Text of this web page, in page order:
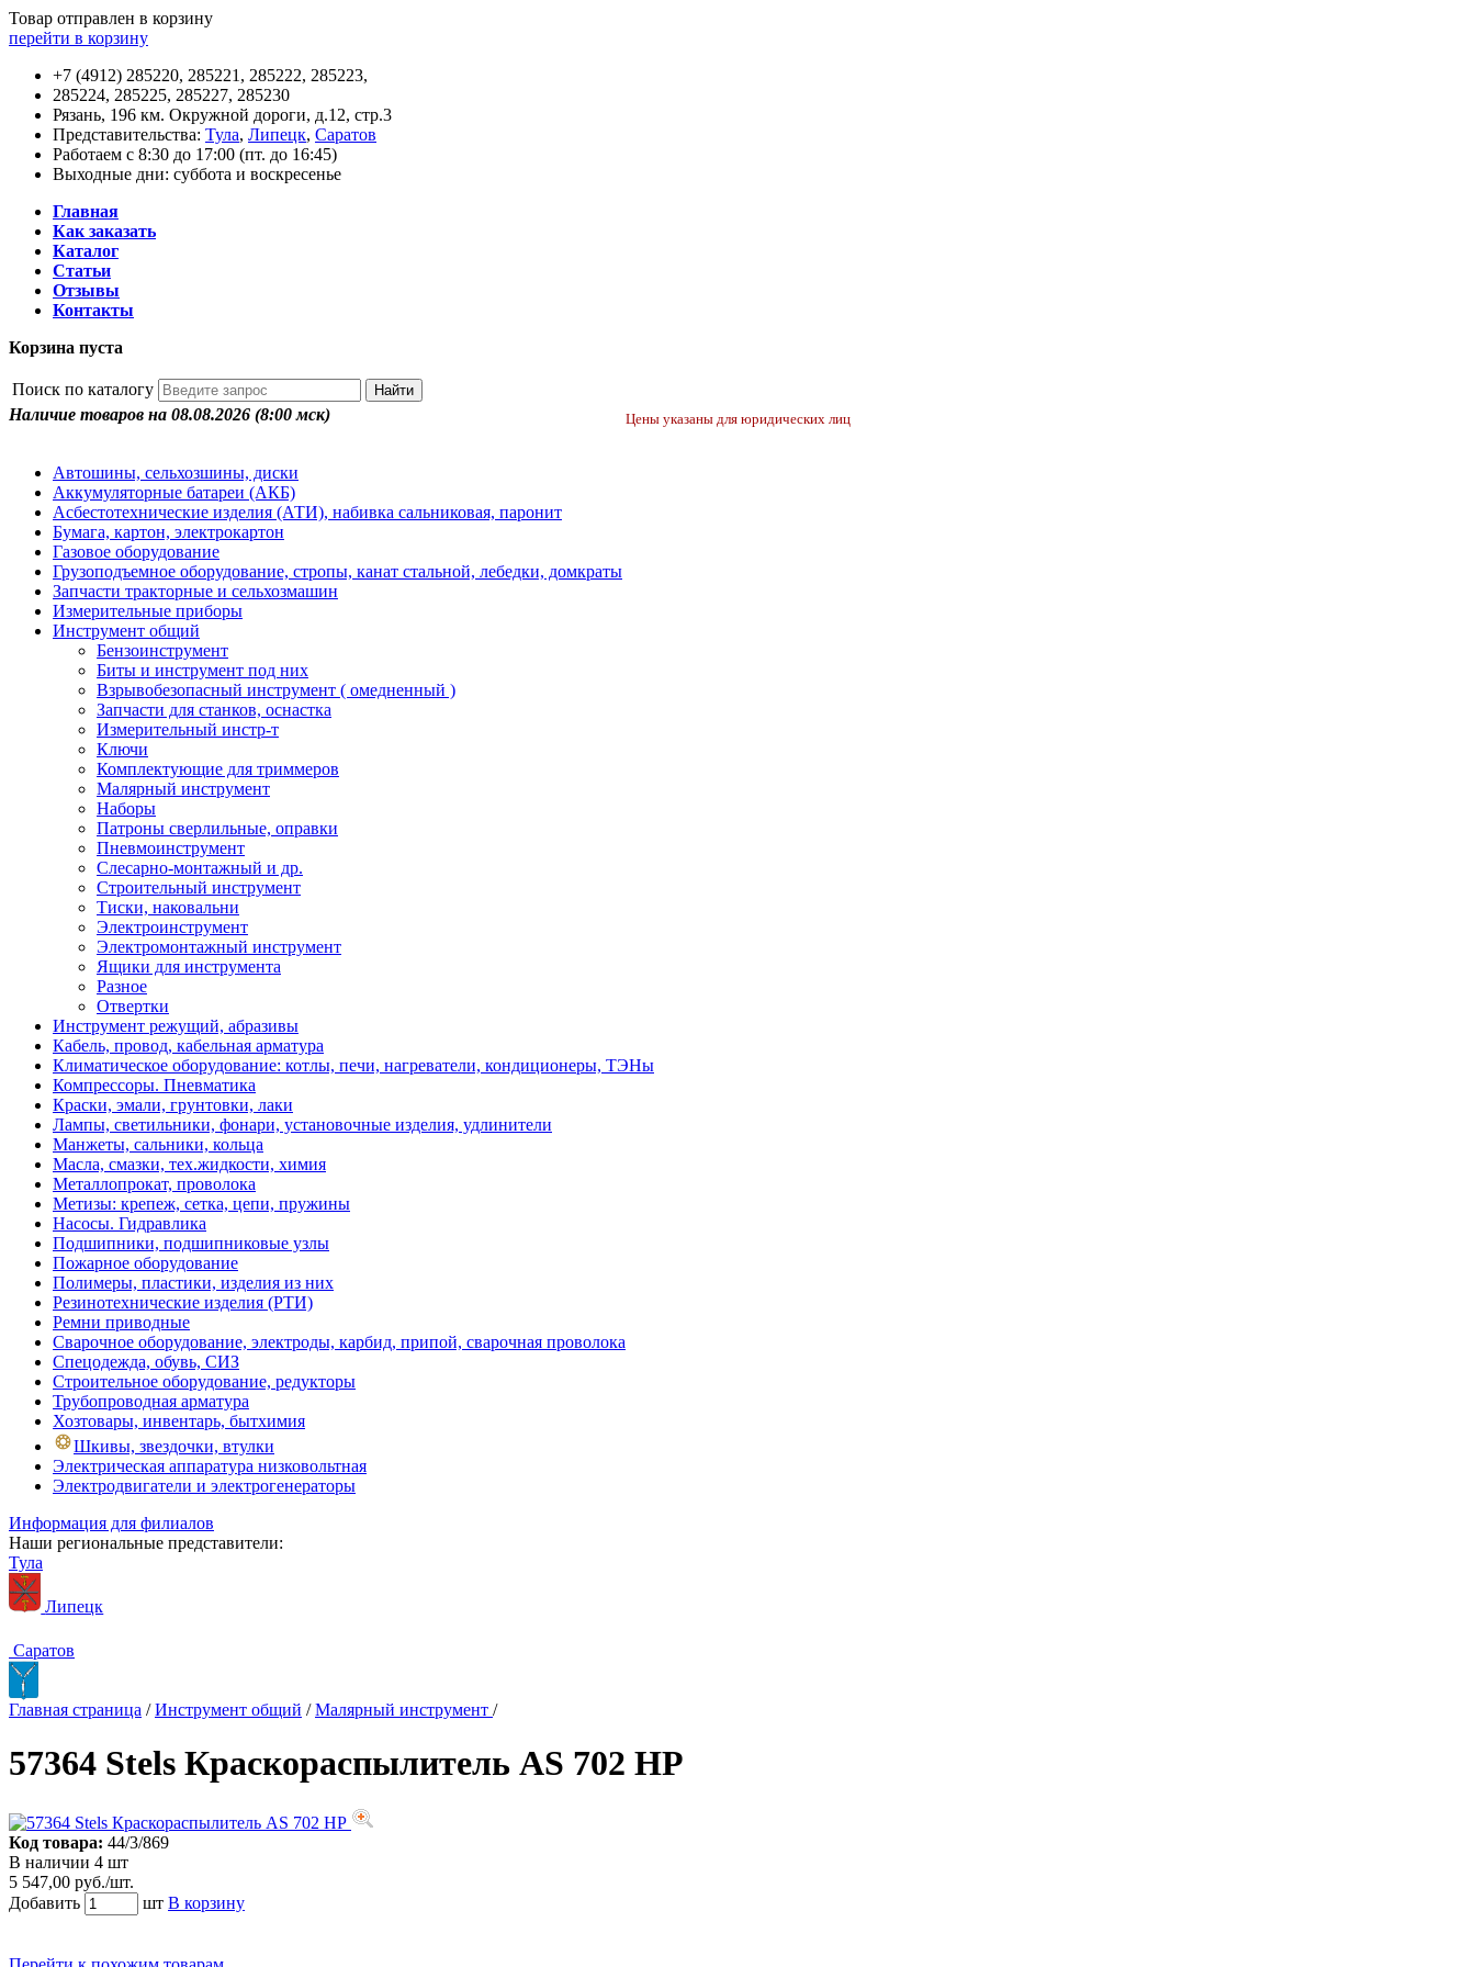
Товар отправлен в корзину
перейти в корзину
+7 (4912) 285220, 285221, 285222, 285223,
285224, 285225, 285227, 285230
Рязань, 196 км. Окружной дороги, д.12, стр.3
Представительства: Тула, Липецк, Саратов
Работаем с 8:30 до 17:00 (пт. до 16:45)
Выходные дни: суббота и воскресенье
Главная
Как заказать
Каталог
Статьи
Отзывы
Контакты
Корзина пуста
Поиск по каталогу
Наличие товаров на 08.08.2026 (8:00 мск) Цены указаны для юридических лиц
Автошины, сельхозшины, диски
Аккумуляторные батареи (АКБ)
Асбестотехнические изделия (АТИ), набивка сальниковая, паронит
Бумага, картон, электрокартон
Газовое оборудование
Грузоподъемное оборудование, стропы, канат стальной, лебедки, домкраты
Запчасти тракторные и сельхозмашин
Измерительные приборы
Инструмент общий
Бензоинструмент
Биты и инструмент под них
Взрывобезопасный инструмент ( омедненный )
Запчасти для станков, оснастка
Измерительный инстр-т
Ключи
Комплектующие для триммеров
Малярный инструмент
Наборы
Патроны сверлильные, оправки
Пневмоинструмент
Слесарно-монтажный и др.
Строительный инструмент
Тиски, наковальни
Электроинструмент
Электромонтажный инструмент
Ящики для инструмента
Разное
Отвертки
Инструмент режущий, абразивы
Кабель, провод, кабельная арматура
Климатическое оборудование: котлы, печи, нагреватели, кондиционеры, ТЭНы
Компрессоры. Пневматика
Краски, эмали, грунтовки, лаки
Лампы, светильники, фонари, установочные изделия, удлинители
Манжеты, сальники, кольца
Масла, смазки, тех.жидкости, химия
Металлопрокат, проволока
Метизы: крепеж, сетка, цепи, пружины
Насосы. Гидравлика
Подшипники, подшипниковые узлы
Пожарное оборудование
Полимеры, пластики, изделия из них
Резинотехнические изделия (РТИ)
Ремни приводные
Сварочное оборудование, электроды, карбид, припой, сварочная проволока
Спецодежда, обувь, СИЗ
Строительное оборудование, редукторы
Трубопроводная арматура
Хозтовары, инвентарь, бытхимия
Шкивы, звездочки, втулки
Электрическая аппаратура низковольтная
Электродвигатели и электрогенераторы
Информация для филиалов
Наши региональные представители:
Тула
Липецк
Саратов
Главная страница / Инструмент общий / Малярный инструмент /
57364 Stels Краскораспылитель AS 702 HP
Код товара: 44/3/869
В наличии 4 шт
5 547,00 руб./шт.
Добавить
шт В корзину